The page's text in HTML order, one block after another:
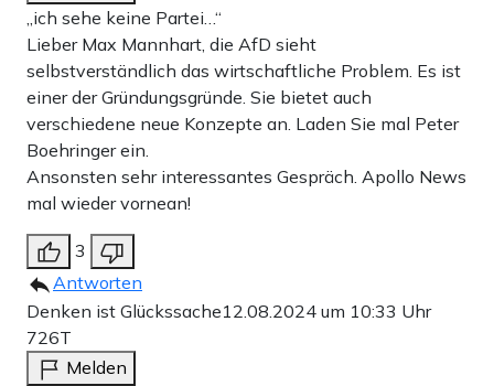
„ich sehe keine Partei…“
Lieber Max Mannhart, die AfD sieht
selbstverständlich das wirtschaftliche Problem. Es ist
einer der Gründungsgründe. Sie bietet auch
verschiedene neue Konzepte an. Laden Sie mal Peter
Boehringer ein.
Ansonsten sehr interessantes Gespräch. Apollo News
mal wieder vornean!
3
Antworten
Denken ist Glückssache12.08.2024 um 10:33 Uhr
726T
Melden